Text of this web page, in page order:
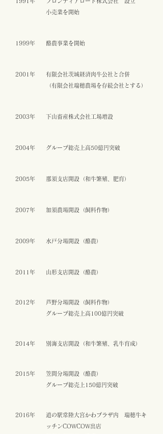
小売業を開始
1999年 酪農事業を開始
2001年
有限会社​茨城経済肉牛公社と合併
​（有限会社瑞穂農場を存続会社とする）
2003年 下山畜産株式会社工場増設
2004年 グループ総売上高50億円突破
2005年 那須支店開設（和牛繁殖、肥育）
2007年 加須農場開設（飼料作物）
2009年 水戸分場開設（酪農）
2011年 山形支店開設（酪農）
2012年
芦野分場開設（飼料作物）
グループ総売上高100億円突破
2014年 別海支店開設（和牛繁殖、乳牛育成）
2015年
笠間分場開設（酪農）
グループ総売上150億円突破
2016年
道の駅常陸大宮かわプラザ内 瑞穂牛キ
ッチンCOWCOW出店